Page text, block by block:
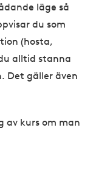
läge så
du som
(hosta,
alltid stanna
Det gäller även
av kurs om man